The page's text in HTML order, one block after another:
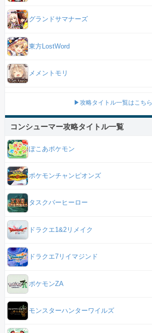
グランドサマナーズ
東方LostWord
メメントモリ
▶攻略タイトル一覧はこちら
コンシューマー攻略タイトル一覧
ぽこあポケモン
ポケモンチャンピオンズ
タスクバーヒーロー
ドラクエ1&2リメイク
ドラクエ7リイマジンド
ポケモンZA
モンスターハンターワイルズ